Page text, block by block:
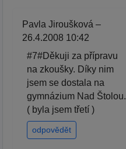
Pavla Jiroušková –
26.4.2008 10:42
#7#Děkuji za přípravu
na zkoušky. Díky nim
jsem se dostala na
gymnázium Nad Štolou.
( byla jsem třetí )
odpovědět